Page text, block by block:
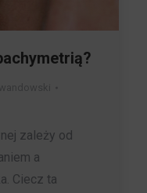
zależy od
a
Ciecz ta